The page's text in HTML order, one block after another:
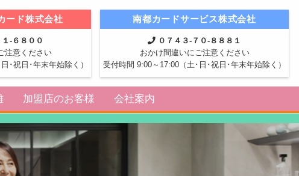
加盟店のお客様 会社案内
ード株式会社
-６８００
注意ください
･祝日･年末年始除く）
南都カードサービス株式会社
０７４３-７０-８８８１
おかけ間違いにご注意ください
受付時間 9:00～17:00（土･日･祝日･年末年始除く）